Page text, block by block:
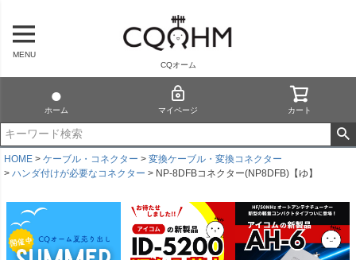
MENU
CQオーム
ホーム マイページ カート
HOME ケーブル・コネクター
変換ケーブル・変換コネクター
ハンダ付けが必要なコネクター
NP-8DFBコネクター(NP8DFB)【ゆ】